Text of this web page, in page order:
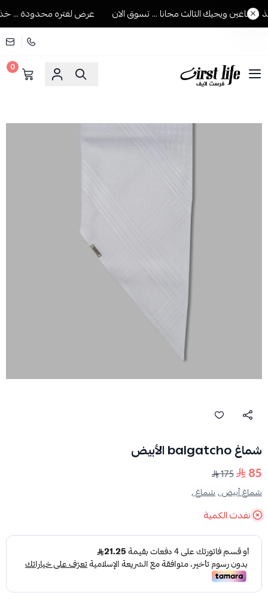
ويجيك الثالث مجانا ... تسوق الان عرض لفتره محدودة ... خذ
فرست لايف للمستلزمات الرجالية
0
شماغ balgatcho الأبيض
85
175
شماغ أبيض ,شماغ ,
نفدت الكمية